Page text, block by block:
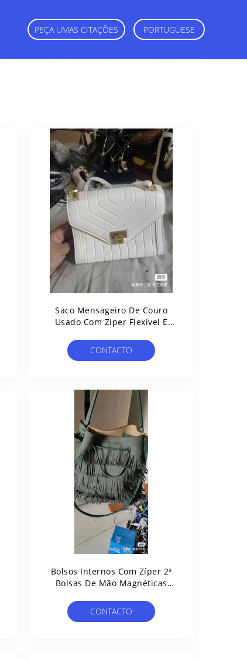
PEÇA UMAS CITAÇÕES PORTUGUESE
Saco Mensageiro De Couro
Usado Com Zíper Flexível E
CONTACTO
Bolsos Internos Com Zíper 2ª
Bolsas De Mão Magnéticas
Designer
CONTACTO